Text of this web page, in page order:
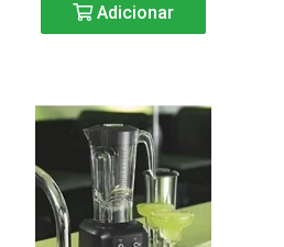
Adicionar